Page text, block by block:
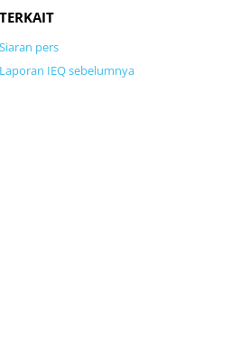
TERKAIT
Siaran pers
Laporan IEQ sebelumnya